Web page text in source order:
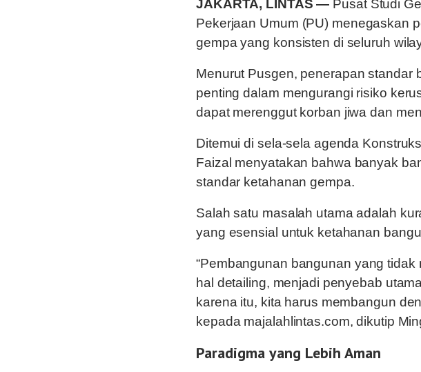
JAKARTA, LINTAS — Pusat Studi
Pekerjaan Umum (PU) menegaskan
gempa yang konsisten di seluruh
Menurut Pusgen, penerapan standar
penting dalam mengurangi risiko
dapat merenggut korban jiwa dan
Ditemui di sela-sela agenda
Faizal menyatakan bahwa banyak
standar ketahanan gempa.
Salah satu masalah utama adalah
yang esensial untuk ketahanan
“Pembangunan bangunan yang
hal detailing, menjadi penyebab
karena itu, kita harus membangun
kepada majalahlintas.com, dikutip
Paradigma yang Lebih Aman